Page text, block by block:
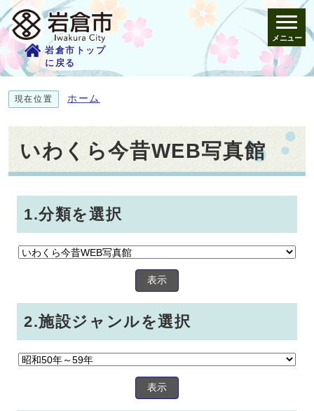
岩倉市トップ
に戻る
メニュー
現在位置 ホーム
いわくら今昔WEB写真館
1.分類を選択
表示
2.施設ジャンルを選択
表示